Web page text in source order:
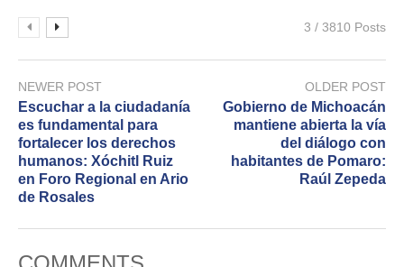
3 / 3810 Posts
NEWER POST
Escuchar a la ciudadanía
es fundamental para
fortalecer los derechos
humanos: Xóchitl Ruiz
en Foro Regional en Ario
de Rosales
OLDER POST
Gobierno de Michoacán
mantiene abierta la vía
del diálogo con
habitantes de Pomaro:
Raúl Zepeda